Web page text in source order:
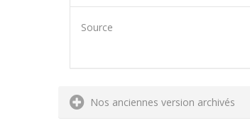
Source
Nos anciennes version archivés